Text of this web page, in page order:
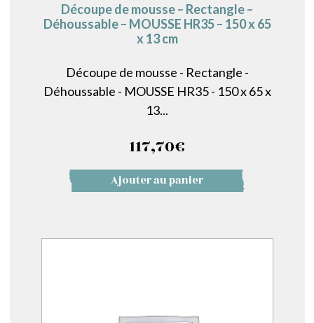
Découpe de mousse – Rectangle –
Déhoussable – MOUSSE HR35 – 150 x 65
x 13 cm
Découpe de mousse - Rectangle -
Déhoussable - MOUSSE HR35 - 150 x 65 x
13...
117,70€
Ajouter au panier